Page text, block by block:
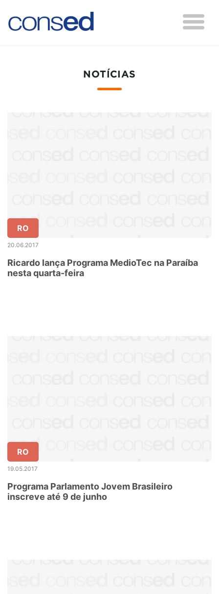
NOTÍCIAS
RO
20.06.2017
Ricardo lança Programa MedioTec na Paraíba
nesta quarta-feira
RO
19.05.2017
Programa Parlamento Jovem Brasileiro
inscreve até 9 de junho